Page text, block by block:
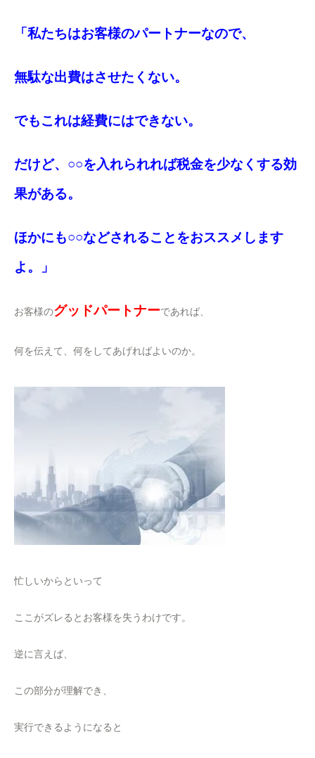
「私たちはお客様のパートナーなので、
無駄な出費はさせたくない。
でもこれは経費にはできない。
だけど、○○を入れられれば税金を少なくする効
果がある。
ほかにも○○などされることをおススメします
よ。」
お客様のグッドパートナーであれば、
何を伝えて、何をしてあげればよいのか。
忙しいからといって
ここがズレるとお客様を失うわけです。
逆に言えば、
この部分が理解でき、
実行できるようになると